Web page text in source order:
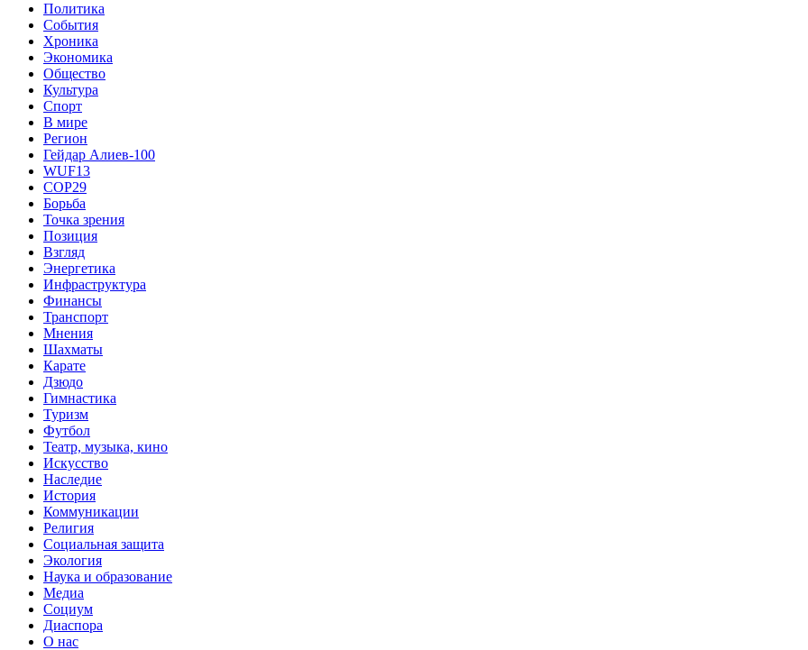
Политика
События
Хроника
Экономика
Общество
Культура
Спорт
В мире
Регион
Гейдар Алиев-100
WUF13
COP29
Борьба
Точка зрения
Позиция
Взгляд
Энергетика
Инфраструктура
Финансы
Транспорт
Мнения
Шахматы
Карате
Дзюдо
Гимнастика
Туризм
Футбол
Театр, музыка, кино
Искусство
Наследие
История
Коммуникации
Религия
Социальная защита
Экология
Наука и образование
Медиа
Социум
Диаспора
О нас